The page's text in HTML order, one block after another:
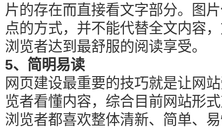
片的存在而直接看文字部分。图
点的方式，并不能代替全文内容
浏览者达到最舒服的阅读享受。
5、简明易读
网页建设最重要的技巧就是让网
览者看懂内容，综合目前网站形
浏览者都喜欢整体清新、简单、